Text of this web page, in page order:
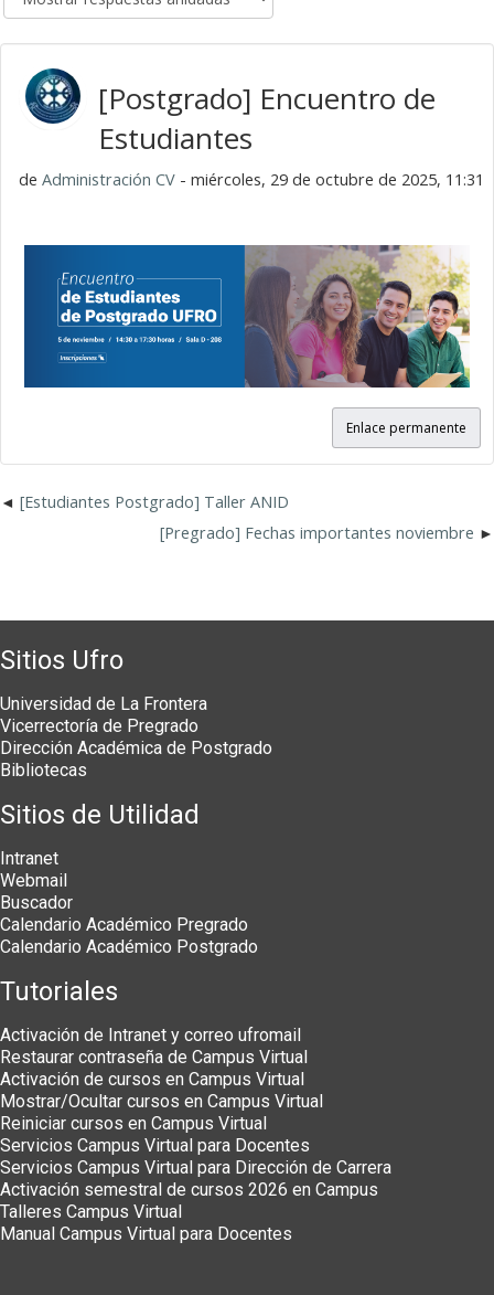
[Postgrado] Encuentro de
Estudiantes
de Administración CV - miércoles, 29 de octubre de 2025, 11:31
Enlace permanente
[Estudiantes Postgrado] Taller ANID
[Pregrado] Fechas importantes noviembre
Sitios Ufro
Universidad de La Frontera
Vicerrectoría de Pregrado
Dirección Académica de Postgrado
Bibliotecas
Sitios de Utilidad
Intranet
Webmail
Buscador
Calendario Académico Pregrado
Calendario Académico Postgrado
Tutoriales
Activación de Intranet y correo ufromail
Restaurar contraseña de Campus Virtual
Activación de cursos en Campus Virtual
Mostrar/Ocultar cursos en Campus Virtual
Reiniciar cursos en Campus Virtual
Servicios Campus Virtual para Docentes
Servicios Campus Virtual para Dirección de Carrera
Activación semestral de cursos 2026 en Campus
Talleres Campus Virtual
Manual Campus Virtual para Docentes